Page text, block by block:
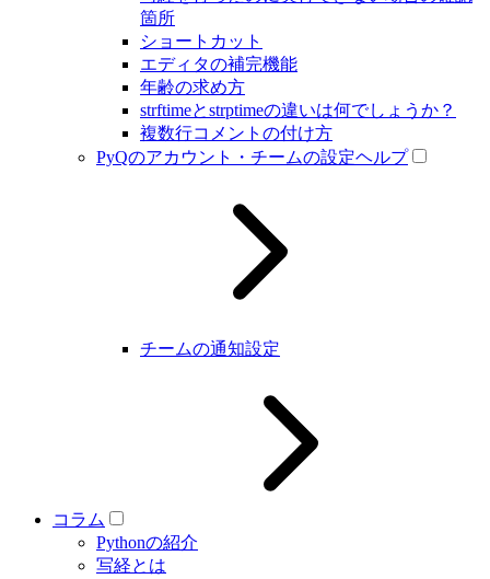
箇所
ショートカット
エディタの補完機能
年齢の求め方
strftimeとstrptimeの違いは何でしょうか？
複数行コメントの付け方
PyQのアカウント・チームの設定ヘルプ
チームの通知設定
コラム
Pythonの紹介
写経とは